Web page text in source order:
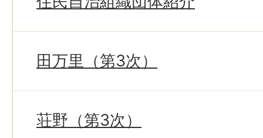
田万里（第3次）
荘野（第3次）